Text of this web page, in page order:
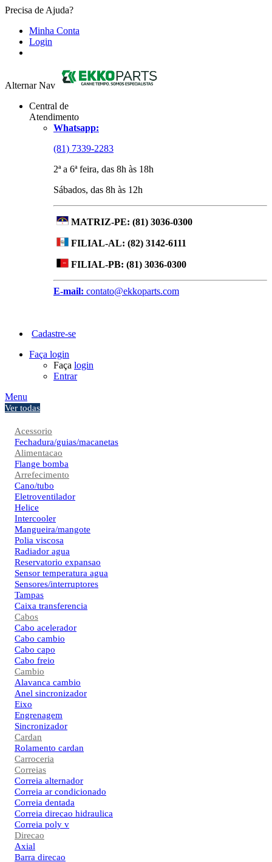
Precisa de Ajuda?
Minha Conta
Login
Alternar Nav
Central de
Atendimento
Whatsapp:
(81) 7339-2283
2ª a 6ª feira, das 8h às 18h
Sábados, das 8h às 12h
MATRIZ-PE: (81) 3036-0300
FILIAL-AL: (82) 3142-6111
FILIAL-PB: (81) 3036-0300
E-mail: contato@ekkoparts.com
Cadastre-se
Faça login
Faça login
Entrar
Menu
Ver todas
Acessorio
Fechadura/guias/macanetas
Alimentacao
Flange bomba
Arrefecimento
Cano/tubo
Eletroventilador
Helice
Intercooler
Mangueira/mangote
Polia viscosa
Radiador agua
Reservatorio expansao
Sensor temperatura agua
Sensores/interruptores
Tampas
Caixa transferencia
Cabos
Cabo acelerador
Cabo cambio
Cabo capo
Cabo freio
Cambio
Alavanca cambio
Anel sincronizador
Eixo
Engrenagem
Sincronizador
Cardan
Rolamento cardan
Carroceria
Correias
Correia alternador
Correia ar condicionado
Correia dentada
Correia direcao hidraulica
Correia poly v
Direcao
Axial
Barra direcao